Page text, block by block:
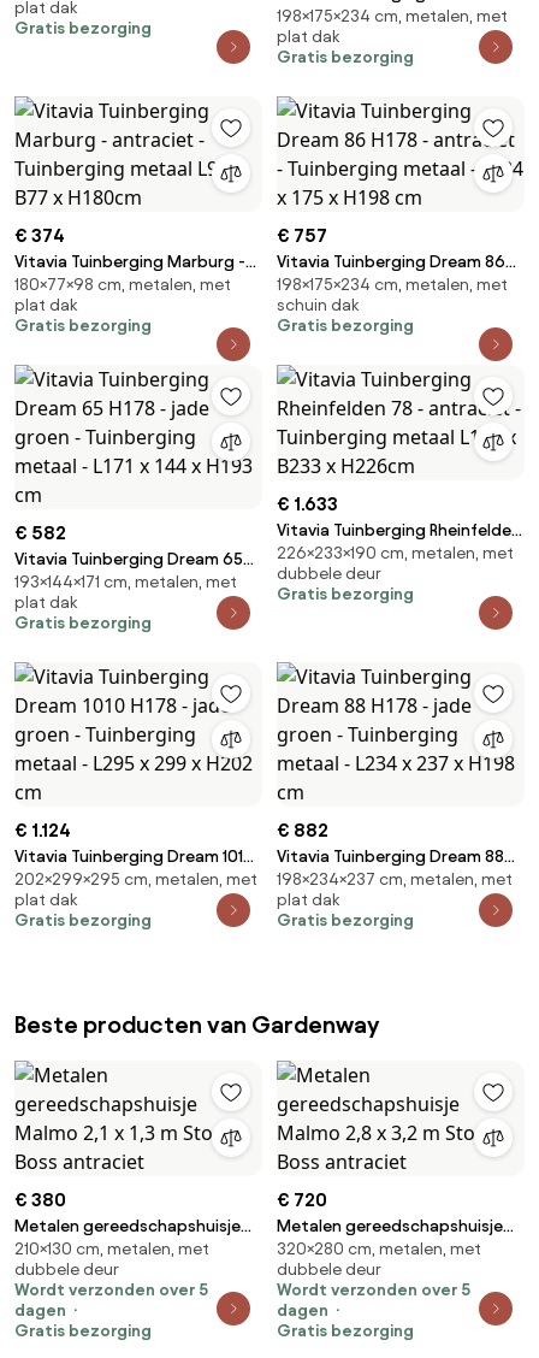
L181 x B224 x H203cm
plat dak
Gratis bezorging
H178 - jade groen - Tuinberging
metaal - L234 x 175 x H198 cm
198×175×234 cm, metalen, met
plat dak
Gratis bezorging
€ 374
Vitavia Tuinberging Marburg -
antraciet - Tuinberging metaal
L98 x B77 x H180cm
180×77×98 cm, metalen, met
plat dak
Gratis bezorging
€ 757
Vitavia Tuinberging Dream 86
H178 - antraciet - Tuinberging
metaal - L234 x 175 x H198 cm
198×175×234 cm, metalen, met
schuin dak
Gratis bezorging
€ 582
Vitavia Tuinberging Dream 65
H178 - jade groen - Tuinberging
metaal - L171 x 144 x H193 cm
193×144×171 cm, metalen, met
plat dak
Gratis bezorging
€ 1.633
Vitavia Tuinberging Rheinfelden
78 - antraciet - Tuinberging
metaal L190 x B233 x H226cm
226×233×190 cm, metalen, met
dubbele deur
Gratis bezorging
€ 1.124
Vitavia Tuinberging Dream 1010
H178 - jade groen - Tuinberging
metaal - L295 x 299 x H202 cm
202×299×295 cm, metalen, met
plat dak
Gratis bezorging
€ 882
Vitavia Tuinberging Dream 88
H178 - jade groen - Tuinberging
metaal - L234 x 237 x H198 cm
198×234×237 cm, metalen, met
plat dak
Gratis bezorging
Beste producten van Gardenway
€ 380
Metalen gereedschapshuisje
Malmo 2,1 x 1,3 m Store Boss
antraciet
210×130 cm, metalen, met
dubbele deur
Wordt verzonden over 5
dagen
Gratis bezorging
€ 720
Metalen gereedschapshuisje
Malmo 2,8 x 3,2 m Store Boss
antraciet
320×280 cm, metalen, met
dubbele deur
Wordt verzonden over 5
dagen
Gratis bezorging